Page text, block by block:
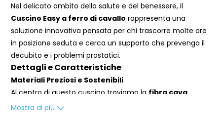
Nel delicato ambito della salute e del benessere, il
Cuscino Easy a ferro di cavallo rappresenta una
soluzione innovativa pensata per chi trascorre molte ore
in posizione seduta e cerca un supporto che prevenga il
decubito e i problemi prostatici.
Dettagli e Caratteristiche
Materiali Preziosi e Sostenibili
Al centro di questo cuscino troviamo la fibra cava
siliconata, materiale noto per la sua capacità di offrire
Dimensioni: 48 x 43 cm
Mostra di più